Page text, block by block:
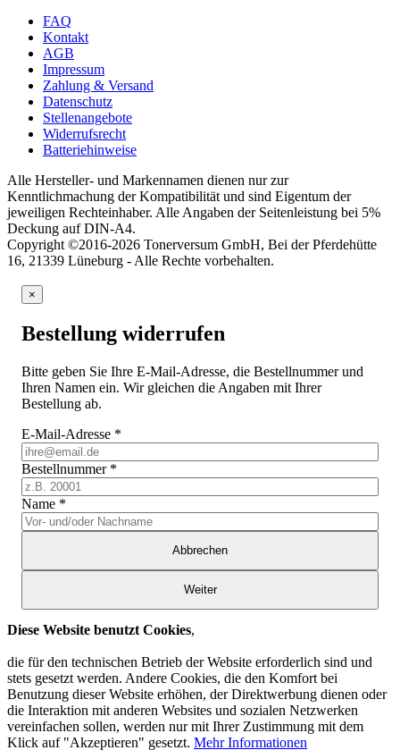
FAQ
Kontakt
AGB
Impressum
Zahlung & Versand
Datenschutz
Stellenangebote
Widerrufsrecht
Batteriehinweise
Alle Hersteller- und Markennamen dienen nur zur
Kenntlichmachung der Kompatibilität und sind Eigentum der
jeweiligen Rechteinhaber. Alle Angaben der Seitenleistung bei 5%
Deckung auf DIN-A4.
Copyright ©2016-2026 Tonerversum GmbH, Bei der Pferdehütte
16, 21339 Lüneburg - Alle Rechte vorbehalten.
×
Bestellung widerrufen
Bitte geben Sie Ihre E-Mail-Adresse, die Bestellnummer und
Ihren Namen ein. Wir gleichen die Angaben mit Ihrer
Bestellung ab.
E-Mail-Adresse *
Bestellnummer *
Name *
Abbrechen
Weiter
Diese Website benutzt Cookies,
die für den technischen Betrieb der Website erforderlich sind und
stets gesetzt werden. Andere Cookies, die den Komfort bei
Benutzung dieser Website erhöhen, der Direktwerbung dienen oder
die Interaktion mit anderen Websites und sozialen Netzwerken
vereinfachen sollen, werden nur mit Ihrer Zustimmung mit dem
Klick auf "Akzeptieren" gesetzt. Mehr Informationen